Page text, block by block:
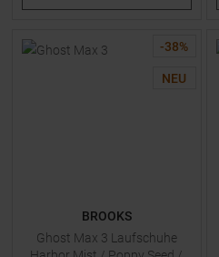
-38%
NEU
BROOKS
Ghost Max 3 Laufschuhe